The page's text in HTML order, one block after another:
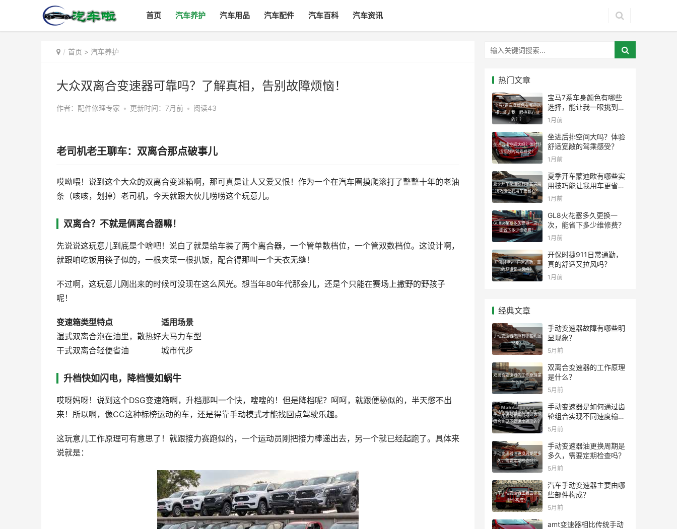
首页 汽车养护 汽车用品 汽车配件 汽车百科 汽车资讯
首页 > 汽车养护
大众双离合变速器可靠吗？了解真相，告别故障烦恼！
作者：配件修理专家 • 更新时间：7月前 • 阅读43
老司机老王聊车：双离合那点破事儿
哎呦喂！说到这个大众的双离合变速箱啊，那可真是让人又爱又恨！作为一个在汽车圈摸爬滚打了整整十年的老油
条（咳咳，划掉）老司机，今天就跟大伙儿唠唠这个玩意儿。
双离合？不就是俩离合器嘛！
先说说这玩意儿到底是个啥吧！说白了就是给车装了两个离合器，一个管单数档位，一个管双数档位。这设计啊，
就跟咱吃饭用筷子似的，一根夹菜一根扒饭，配合得那叫一个天衣无缝！
不过啊，这玩意儿刚出来的时候可没现在这么风光。想当年80年代那会儿，还是个只能在赛场上撒野的野孩子
呢！
变速箱类型特点
适用场景
湿式双离合泡在油里，散热好大马力车型
干式双离合轻便省油 城市代步
升档快如闪电，降档慢如蜗牛
哎呀妈呀！说到这个DSG变速箱啊，升档那叫一个快，嗖嗖的！但是降档呢？呵呵，就跟便秘似的，半天憋不出
来！所以啊，像CC这种标榜运动的车，还是得靠手动模式才能找回点驾驶乐趣。
这玩意儿工作原理可有意思了！就跟接力赛跑似的，一个运动员刚把接力棒递出去，另一个就已经起跑了。具体来
说就是：
热门文章
宝马7系车身颜色有哪些选
择，能让我一眼挑到心仪
的？？
宝马7系车身颜色有哪些
选择，能让我一眼挑到心
仪的？？
1月前
坐进后排空间大吗？体验舒
适宽敞的驾乘感受？
坐进后排空间大吗？体验
舒适宽敞的驾乘感受？
1月前
夏季开车蒙迪欧有哪些实用
技巧能让我用车更省心？
夏季开车蒙迪欧有哪些实
用技巧能让我用车更省
心？
1月前
GL8火花塞多久更换一次，
能省下多少维修费？
GL8火花塞多久更换一
次，能省下多少维修费？
1月前
开保时捷911日常通勤，真
的舒适又拉风吗？
开保时捷911日常通勤，
真的舒适又拉风吗？
1月前
经典文章
手动变速器故障有哪些明显
现象？
手动变速器故障有哪些明
显现象？
5月前
双离合变速器的工作原理是
什么？
双离合变速器的工作原理
是什么？
5月前
手动变速器是如何通过齿轮
组合实现不同速度输出的？
手动变速器是如何通过齿
轮组合实现不同速度输出
的？
5月前
手动变速器油更换周期是多
久，需要定期检查吗？
手动变速器油更换周期是
多久，需要定期检查吗？
5月前
汽车手动变速器主要由哪些
部件构成？
汽车手动变速器主要由哪
些部件构成？
5月前
amt变速器相比传统手动